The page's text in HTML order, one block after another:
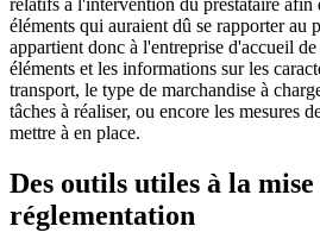
relatifs à l'intervention du prestataire
éléments qui auraient dû se rapporter au
appartient donc à l'entreprise d'accueil
éléments et les informations sur les
transport, le type de marchandise à
tâches à réaliser, ou encore les mesures
mettre à en place.
Des outils utiles à la
réglementation